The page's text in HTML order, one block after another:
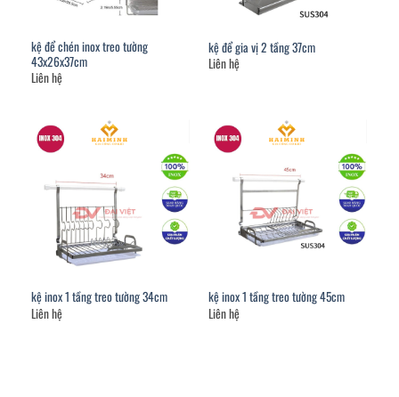
kệ để chén inox treo tường
43x26x37cm
Liên hệ
kệ để gia vị 2 tầng 37cm
Liên hệ
kệ inox 1 tầng treo tường 34cm
Liên hệ
kệ inox 1 tầng treo tường 45cm
Liên hệ